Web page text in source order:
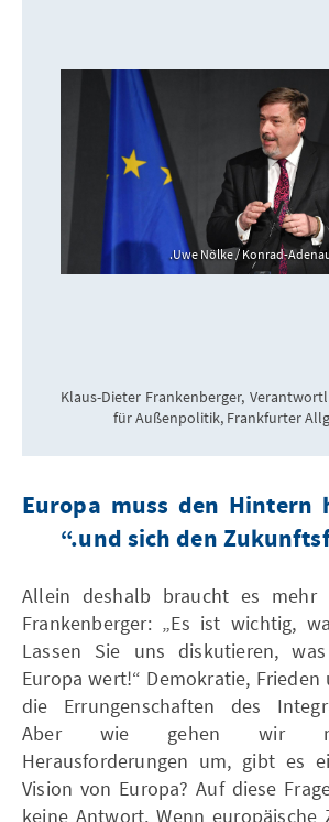
Uwe Nölke / Konrad-
Klaus-Dieter Frankenberger,
für Außenpolitik, Frankfurter
„Europa muss den Hintern
und sich den
Allein deshalb braucht es mehr
Frankenberger: „Es ist wichtig,
Lassen Sie uns diskutieren,
Europa wert!“ Demokratie,
die Errungenschaften des
Aber wie gehen wir
Herausforderungen um, gibt es
Vision von Europa? Auf diese
keine Antwort. Wenn europäische